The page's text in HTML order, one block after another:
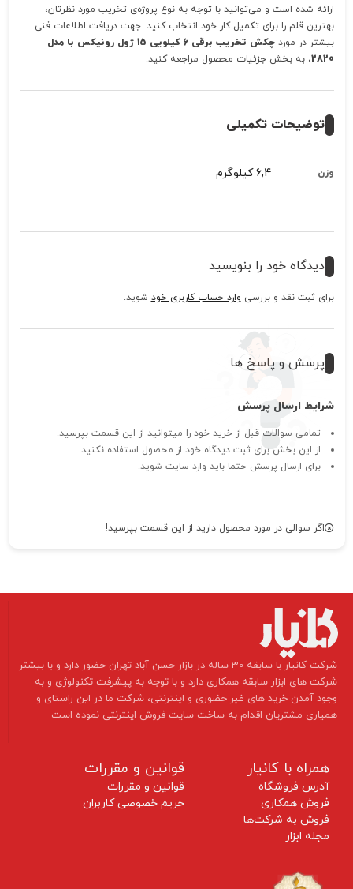
ارائه شده است و می‌توانید با توجه به نوع پروژه‌ی تخریب مورد نظرتان،
بهترین قلم را برای تکمیل کار خود انتخاب کنید. جهت دریافت اطلاعات فنی
بیشتر در مورد
چکش تخریب برقی 6 کیلویی 15 ژول رونیکس با مدل
2820، به بخش جزئیات محصول مراجعه کنید.
توضیحات تکمیلی
وزن 6,4 کیلوگرم
دیدگاه خود را بنویسید
برای ثبت نقد و بررسی وارد حساب کاربری خود شوید.
پرسش و پاسخ ها
شرایط ارسال پرسش
تمامی سوالات قبل از خرید خود را میتوانید از این قسمت بپرسید.
از این بخش برای ثبت دیدگاه خود از محصول استفاده نکنید.
برای ارسال پرسش حتما باید وارد سایت شوید.
اگر سوالی در مورد محصول دارید از این قسمت بپرسید!
​شرکت کانیار با سابقه 30 ساله در بازار حسن آباد تهران حضور دارد و با بیشتر
شرکت های ابزار سابقه همکاری دارد و با توجه به پیشرفت تکنولوژی و به
وجود آمدن خرید های غیر حضوری و اینترنتی، شرکت ما در این راستای و
همیاری مشتریان اقدام به ساخت سایت فروش اینترنتی نموده است ​​​​​​​
همراه با کانیار
آدرس فروشگاه
فروش همکاری
فروش به شرکت‌ها
مجله ابزار
قوانین و مقررات
قوانین و مقررات
حریم خصوصی کاربران